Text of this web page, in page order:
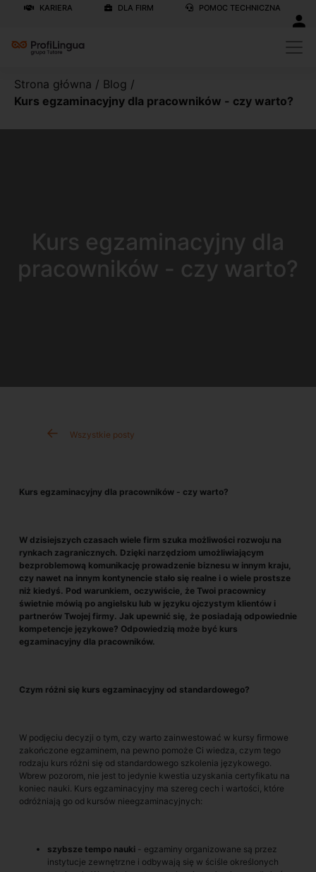
KARIERA DLA FIRM POMOC TECHNICZNA
Strona główna / Blog /
Kurs egzaminacyjny dla pracowników - czy warto?
Kurs egzaminacyjny dla
pracowników - czy warto?
Wszystkie posty
Kurs egzaminacyjny dla pracowników - czy warto?
W dzisiejszych czasach wiele firm szuka możliwości rozwoju na
rynkach zagranicznych. Dzięki narzędziom umożliwiającym
bezproblemową komunikację prowadzenie biznesu w innym kraju,
czy nawet na innym kontynencie stało się realne i o wiele prostsze
niż kiedyś. Pod warunkiem, oczywiście, że Twoi pracownicy
świetnie mówią po angielsku lub w języku ojczystym klientów i
partnerów Twojej firmy. Jak upewnić się, że posiadają odpowiednie
kompetencje językowe? Odpowiedzią może być kurs
egzaminacyjny dla pracowników.
Czym różni się kurs egzaminacyjny od standardowego?
W podjęciu decyzji o tym, czy warto zainwestować w kursy firmowe
zakończone egzaminem, na pewno pomoże Ci wiedza, czym tego
rodzaju kurs różni się od standardowego szkolenia językowego.
Wbrew pozorom, nie jest to jedynie kwestia uzyskania certyfikatu na
koniec nauki. Kurs egzaminacyjny ma szereg cech i wartości, które
odróżniają go od kursów nieegzaminacyjnych:
szybsze tempo nauki - egzaminy organizowane są przez
instytucje zewnętrzne i odbywają się w ściśle określonych